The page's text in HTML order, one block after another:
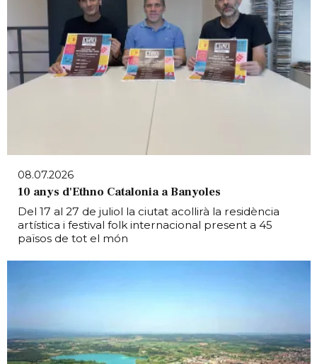
08.07.2026
10 anys d'Ethno Catalonia a Banyoles
Del 17 al 27 de juliol la ciutat acollirà la residència
artística i festival folk internacional present a 45
països de tot el món